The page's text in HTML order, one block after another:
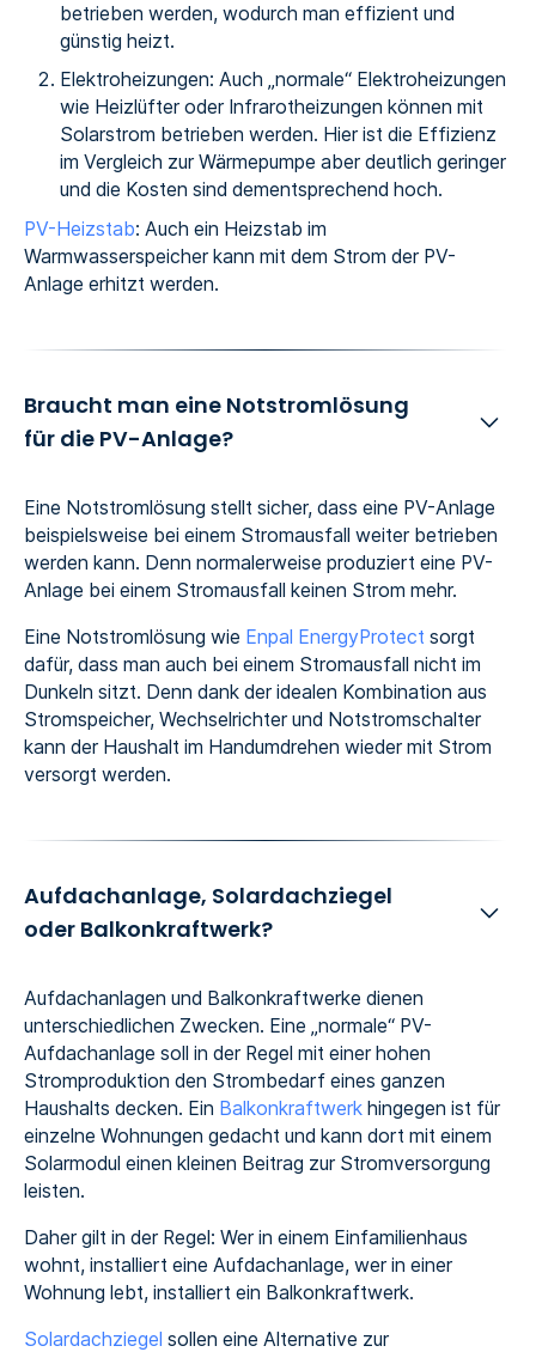
betrieben werden, wodurch man effizient und
günstig heizt.
Elektroheizungen: Auch „normale“ Elektroheizungen
wie Heizlüfter oder Infrarotheizungen können mit
Solarstrom betrieben werden. Hier ist die Effizienz
im Vergleich zur Wärmepumpe aber deutlich geringer
und die Kosten sind dementsprechend hoch.‍
PV-Heizstab: Auch ein Heizstab im
Warmwasserspeicher kann mit dem Strom der PV-
Anlage erhitzt werden.
Braucht man eine Notstromlösung
für die PV-Anlage?
Eine Notstromlösung stellt sicher, dass eine PV-Anlage
beispielsweise bei einem Stromausfall weiter betrieben
werden kann. Denn normalerweise produziert eine PV-
Anlage bei einem Stromausfall keinen Strom mehr.
Eine Notstromlösung wie Enpal EnergyProtect sorgt
dafür, dass man auch bei einem Stromausfall nicht im
Dunkeln sitzt. Denn dank der idealen Kombination aus
Stromspeicher, Wechselrichter und Notstromschalter
kann der Haushalt im Handumdrehen wieder mit Strom
versorgt werden.
Aufdachanlage, Solardachziegel
oder Balkonkraftwerk?
Aufdachanlagen und Balkonkraftwerke dienen
unterschiedlichen Zwecken. Eine „normale“ PV-
Aufdachanlage soll in der Regel mit einer hohen
Stromproduktion den Strombedarf eines ganzen
Haushalts decken. Ein Balkonkraftwerkhingegen ist für
einzelne Wohnungen gedacht und kann dort mit einem
Solarmodul einen kleinen Beitrag zur Stromversorgung
leisten.
Daher gilt in der Regel: Wer in einem Einfamilienhaus
wohnt, installiert eine Aufdachanlage, wer in einer
Wohnung lebt, installiert ein Balkonkraftwerk.
Solardachziegel sollen eine Alternative zur